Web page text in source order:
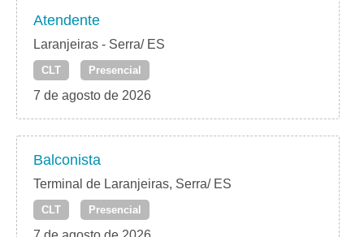
Atendente
Laranjeiras - Serra/ ES
CLT Presencial
7 de agosto de 2026
Balconista
Terminal de Laranjeiras, Serra/ ES
CLT Presencial